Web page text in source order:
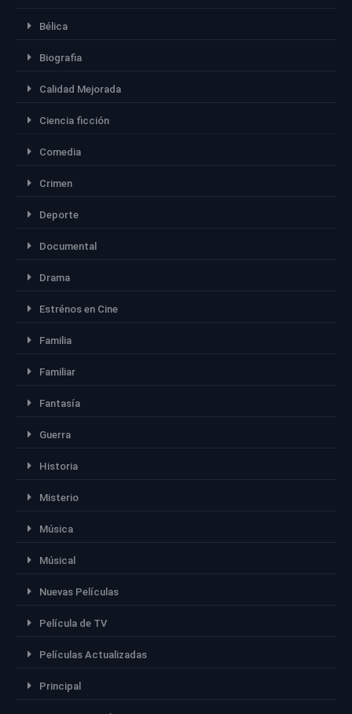
Bélica
Biografia
Calidad Mejorada
Ciencia ficción
Comedia
Crimen
Deporte
Documental
Drama
Estrénos en Cine
Familia
Familiar
Fantasía
Guerra
Historia
Misterio
Música
Músical
Nuevas Películas
Película de TV
Películas Actualizadas
Principal